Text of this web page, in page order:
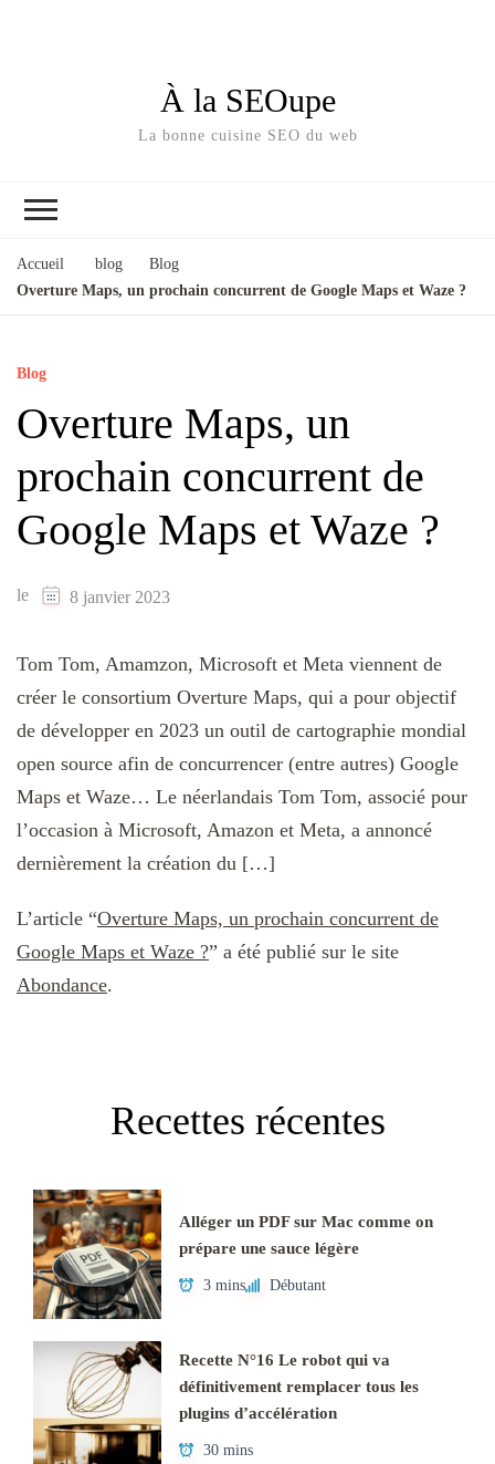
À la SEOupe
La bonne cuisine SEO du web
Accueil blog
Blog
Overture Maps, un prochain concurrent de Google Maps et Waze ?
Blog
Overture Maps, un
prochain concurrent de
Google Maps et Waze ?
le 8 janvier 2023
Tom Tom, Amamzon, Microsoft et Meta viennent de
créer le consortium Overture Maps, qui a pour objectif
de développer en 2023 un outil de cartographie mondial
open source afin de concurrencer (entre autres) Google
Maps et Waze… Le néerlandais Tom Tom, associé pour
l’occasion à Microsoft, Amazon et Meta, a annoncé
dernièrement la création du […]
L’article “Overture Maps, un prochain concurrent de
Google Maps et Waze ?” a été publié sur le site
Abondance.
Recettes récentes
Alléger un PDF sur Mac comme on
prépare une sauce légère
3 mins Débutant
Recette N°16 Le robot qui va
définitivement remplacer tous les
plugins d’accélération
30 mins